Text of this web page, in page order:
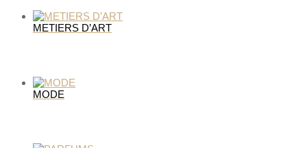
METIERS D’ART
MODE